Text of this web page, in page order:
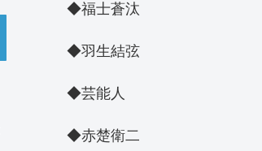
◆福士蒼汰
◆羽生結弦
◆芸能人
◆赤楚衛二